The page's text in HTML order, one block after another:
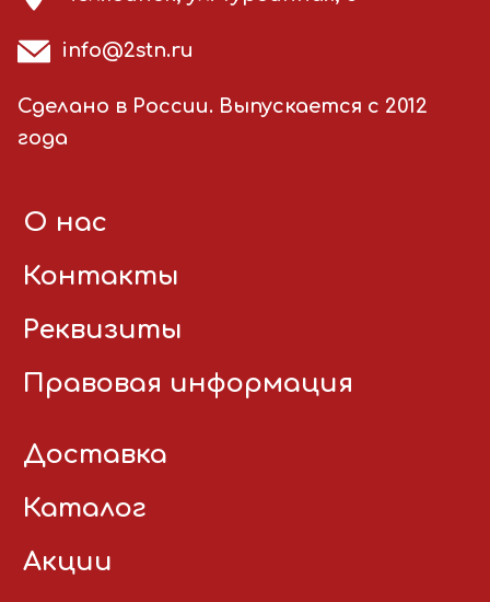
info@2stn.ru
Сделано в России. Выпускается с 2012
года
О нас
Контакты
Реквизиты
Правовая информация
Доставка
Каталог
Акции